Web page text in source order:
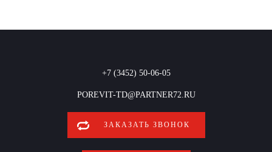
+7 (3452) 50-06-05
POREVIT-TD@PARTNER72.RU
ЗАКАЗАТЬ ЗВОНОК